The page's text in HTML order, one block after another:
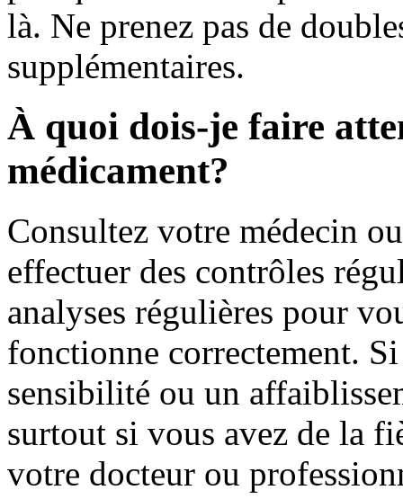
là. Ne prenez pas de
supplémentaires.
À quoi dois-je faire
médicament?
Consultez votre médecin
effectuer des contrôles
analyses régulières pour
fonctionne correctement.
sensibilité ou un
surtout si vous avez de la
votre docteur ou